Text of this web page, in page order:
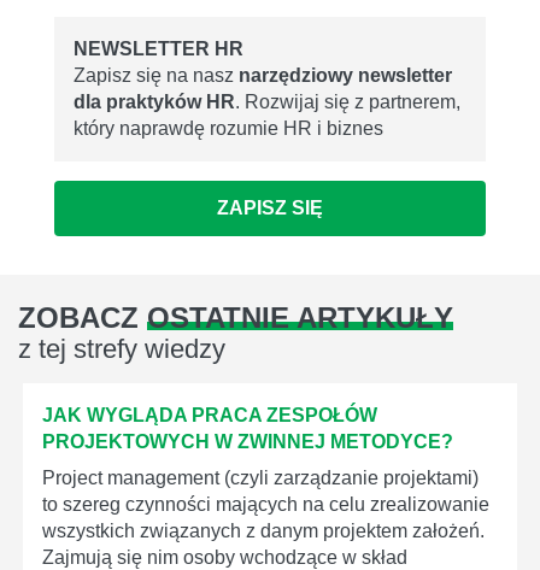
NEWSLETTER HR
Zapisz się na nasz narzędziowy newsletter
dla praktyków HR. Rozwijaj się z partnerem,
który naprawdę rozumie HR i biznes
ZAPISZ SIĘ
ZOBACZ OSTATNIE ARTYKUŁY
z tej strefy wiedzy
JAK WYGLĄDA PRACA ZESPOŁÓW
PROJEKTOWYCH W ZWINNEJ METODYCE?
Project management (czyli zarządzanie projektami)
to szereg czynności mających na celu zrealizowanie
wszystkich związanych z danym projektem założeń.
Zajmują się nim osoby wchodzące w skład